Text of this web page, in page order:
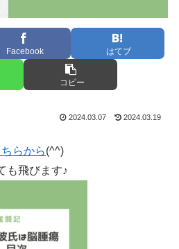
Facebook はてブ
コピー
2024.03.07 2024.03.19
ちらから(^^)
も飛びます♪